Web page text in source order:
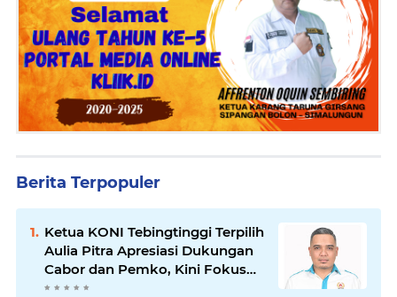
Berita Terpopuler
Ketua KONI Tebingtinggi Terpilih
Aulia Pitra Apresiasi Dukungan
Cabor dan Pemko, Kini Fokus
Menuju PORPROVSU 2026